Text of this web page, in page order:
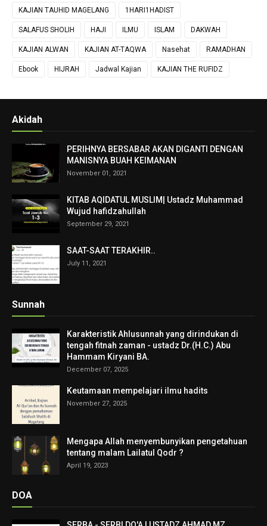
KAJIAN TAUHID MAGELANG 1HARI1HADIST
SALAFUS SHOLIH HAJI ILMU ISLAM DAKWAH
KAJIAN ALWAN KAJIAN AT-TAQWA Nasehat RAMADHAN
Ebook HIJRAH Jadwal Kajian KAJIAN THE RUFIDZ
Akidah
PERIHNYA BERSABAR AKAN DIGANTI DENGAN
MANISNYA BUAH KEIMANAN
November 01, 2021
KITAB AQIDATUL MUSLIM| Ustadz Muhammad
Wujud hafidzahullah
September 29, 2021
SAAT-SAAT TERAKHIR..
July 11, 2021
Sunnah
Karakteristik Ahlusunnah yang dirindukan di
tengah fitnah zaman - ustadz Dr.(H.C.) Abu
Hammam Kiryani BA.
December 07, 2025
Keutamaan mempelajari ilmu hadits
November 27, 2025
Mengapa Allah menyembunyikan pengetahuan
tentang malam Lailatul Qodr ?
April 19, 2023
DOA